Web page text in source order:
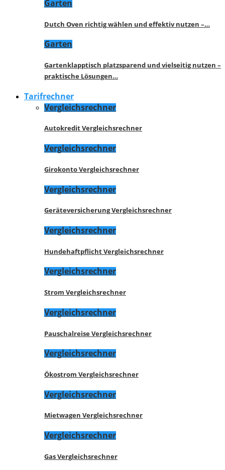
Garten
Dutch Oven richtig wählen und effektiv nutzen –…
Garten
Gartenklapptisch platzsparend und vielseitig nutzen –
praktische Lösungen…
Tarifrechner
Vergleichsrechner
Autokredit Vergleichsrechner
Vergleichsrechner
Girokonto Vergleichsrechner
Vergleichsrechner
Geräteversicherung Vergleichsrechner
Vergleichsrechner
Hundehaftpflicht Vergleichsrechner
Vergleichsrechner
Strom Vergleichsrechner
Vergleichsrechner
Pauschalreise Vergleichsrechner
Vergleichsrechner
Ökostrom Vergleichsrechner
Vergleichsrechner
Mietwagen Vergleichsrechner
Vergleichsrechner
Gas Vergleichsrechner